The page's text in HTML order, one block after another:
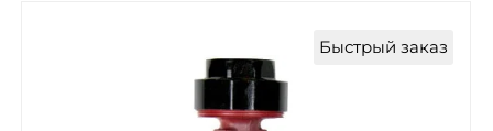
Быстрый заказ